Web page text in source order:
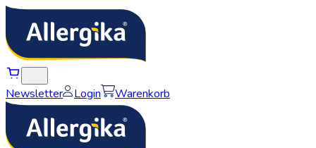
Newsletter Login Warenkorb